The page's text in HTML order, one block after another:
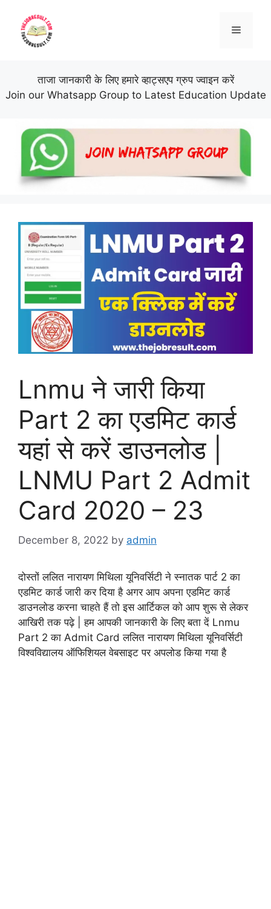
content
Menu
ताजा जानकारी के लिए हमारे व्हाट्सएप ग्रुप ज्वाइन करें
Join our Whatsapp Group to Latest Education Update
Lnmu ने जारी किया
Part 2 का एडमिट कार्ड
यहां से करें डाउनलोड |
LNMU Part 2 Admit
Card 2020 – 23
December 8, 2022 by admin
दोस्तों ललित नारायण मिथिला यूनिवर्सिटी ने स्नातक पार्ट 2 का
एडमिट कार्ड जारी कर दिया है अगर आप अपना एडमिट कार्ड
डाउनलोड करना चाहते हैं तो इस आर्टिकल को आप शुरू से लेकर
आखिरी तक पढ़े | हम आपकी जानकारी के लिए बता दें Lnmu
Part 2 का Admit Card ललित नारायण मिथिला यूनिवर्सिटी
विश्वविद्यालय ऑफिशियल वेबसाइट पर अपलोड किया गया है